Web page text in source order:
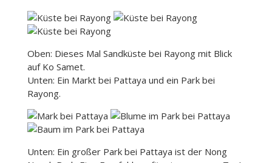
Oben: Dieses Mal Sandküste bei Rayong mit Blick
auf Ko Samet.
Unten: Ein Markt bei Pattaya und ein Park bei
Rayong.
Unten: Ein großer Park bei Pattaya ist der Nong